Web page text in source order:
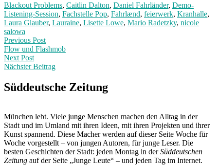
Blackout Problems, Caitlin Dalton, Daniel Fahrländer, Demo-
Listening-Session, Fachstelle Pop, Fahrlænd, feierwerk, Kranhalle,
Laura Glauber, Lauraine, Lisette Lowe, Mario Radetzky, nicole
salowa
Post
navigation
Previous PostPrevious
post:
Flow und Flashmob
Next Post
Nächster Beitrag
Post:
Süddeutsche Zeitung
München lebt. Viele junge Menschen machen den Alltag in der
Stadt und im Umland mit ihren Ideen, mit ihren Projekten und ihrer
Kunst spannend. Diese Macher werden auf dieser Seite Woche für
Woche vorgestellt – von jungen Autoren, für junge Leser. Die
besten Geschichten der Stadt: jeden Montag in derSüddeutschen
Zeitung auf der Seite „Junge Leute“ – und jeden Tag im Internet.